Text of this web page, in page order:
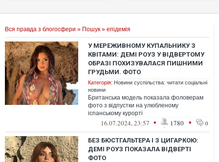
Вся правда з блогосфери » Пошук » епідемія
У МЕРЕЖИВНОМУ КУПАЛЬНИКУ З
КВІТАМИ: ДЕМІ РОУЗ У ВІДВЕРТОМУ
ОБРАЗІ ПОХИЗУВАЛАСЯ ПИШНИМИ
ГРУДЬМИ. ФОТО
Категорія: Новини суспільства: читати соціальні
новини
Британська модель показала фоловерам
фото з відпустки на улюбленому
іспанському курорті
16.07.2024, 23:57 • 1780 • 0
БЕЗ БЮСТГАЛЬТЕРА І З ЦИГАРКОЮ:
ДЕМІ РОУЗ ПОКАЗАЛА ВІДВЕРТІ
ФОТО